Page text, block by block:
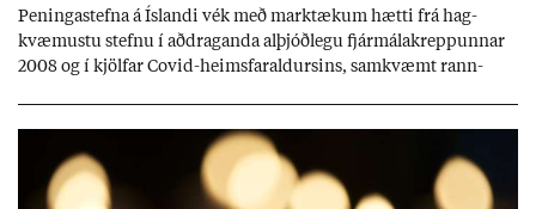
Pen­inga­stefna á Ís­landi vék með mark­tæk­um hætti frá hag­
kvæm­ustu stefnu í að­drag­anda al­þjóð­legu fjár­málakrepp­unn­ar
2008 og í kjöl­far Covid-heims­far­ald­urs­ins, sam­kvæmt rann­